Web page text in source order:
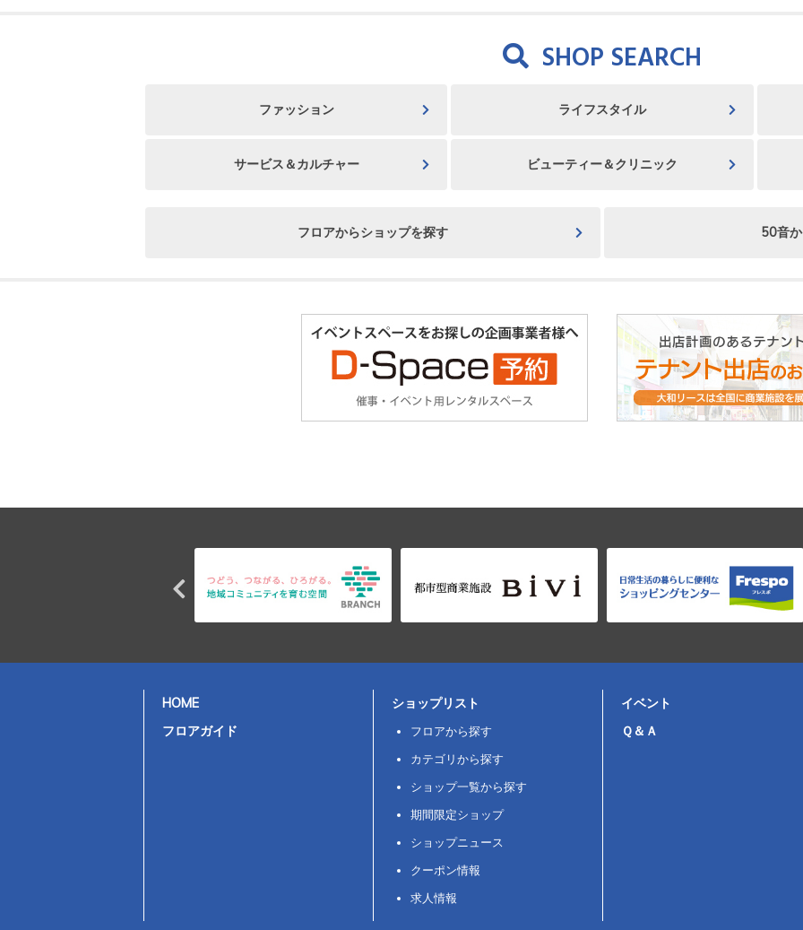
SHOP SEARCH
ファッション ライフスタイル
サービス＆カルチャー ビューティー＆クリニック
フロアからショップを探す 50音
HOME
フロアガイド
ショップリスト
フロアから探す
カテゴリから探す
ショップ一覧から探す
期間限定ショップ
ショップニュース
クーポン情報
求人情報
イベント
Ｑ＆Ａ